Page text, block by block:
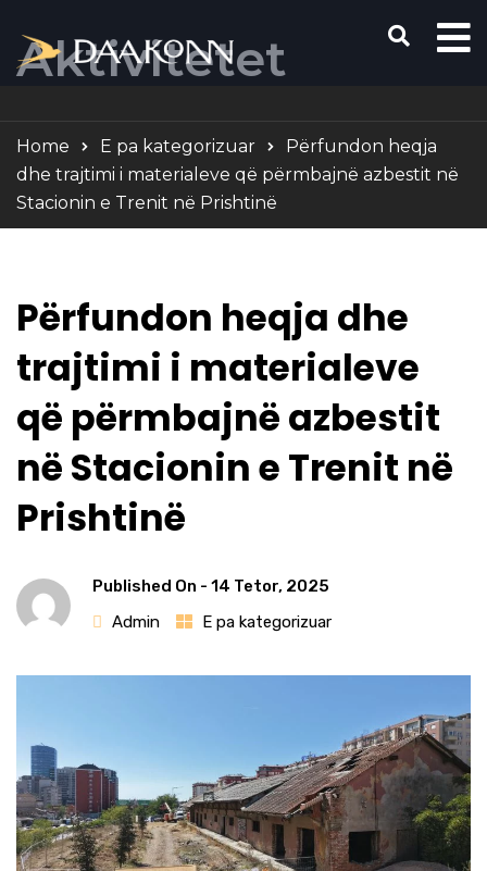
Aktivitetet
Home E pa kategorizuar
Përfundon heqja
dhe trajtimi i materialeve që përmbajnë azbestit në
Stacionin e Trenit në Prishtinë
Përfundon heqja dhe
trajtimi i materialeve
që përmbajnë azbestit
në Stacionin e Trenit në
Prishtinë
Published On - 14 Tetor, 2025
Admin
E pa kategorizuar